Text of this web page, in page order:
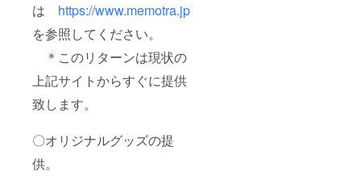
は https://www.memotra.jp
を参照してください。
＊このリターンは現状の
上記サイトからすぐに提供
致します。
〇オリジナルグッズの提
供。